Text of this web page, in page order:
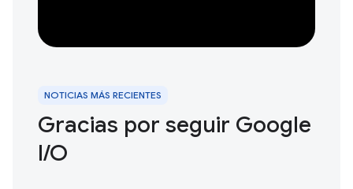
NOTICIAS MÁS RECIENTES
Gracias por seguir Google
I / O